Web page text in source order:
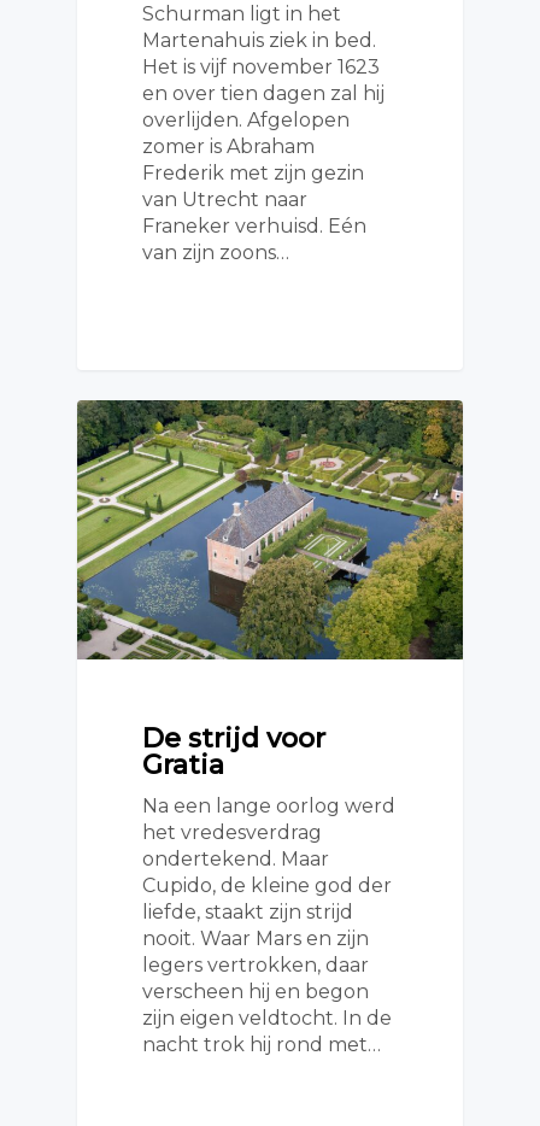
Schurman ligt in het
Martenahuis ziek in bed.
Het is vijf november 1623
en over tien dagen zal hij
overlijden. Afgelopen
zomer is Abraham
Frederik met zijn gezin
van Utrecht naar
Franeker verhuisd. Eén
van zijn zoons…
De strijd voor
Gratia
Na een lange oorlog werd
het vredesverdrag
ondertekend. Maar
Cupido, de kleine god der
liefde, staakt zijn strijd
nooit. Waar Mars en zijn
legers vertrokken, daar
verscheen hij en begon
zijn eigen veldtocht. In de
nacht trok hij rond met…